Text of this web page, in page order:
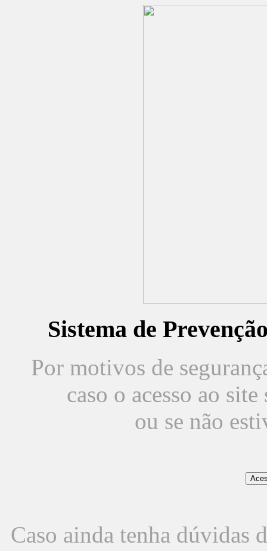
Sistema de
Por motivos de
caso o acesso ao
ou se não
Caso ainda tenha dúvidas